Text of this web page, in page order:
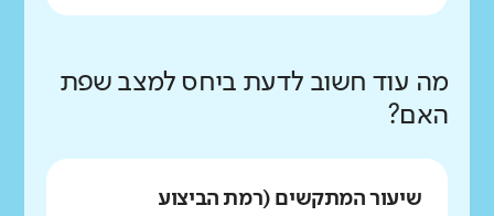
מה עוד חשוב לדעת ביחס למצב שפת
האם?
שיעור המתקשים (רמת הביצוע